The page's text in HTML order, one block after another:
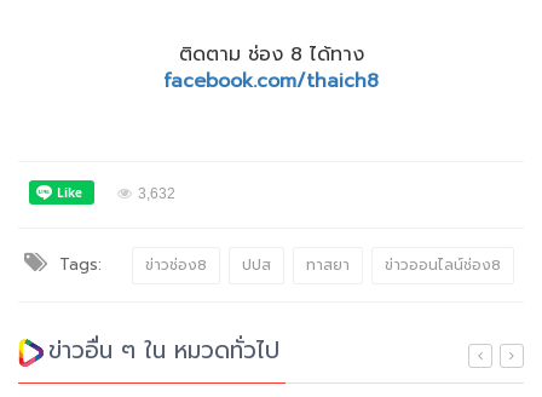
ติดตาม ช่อง 8 ได้ทาง
facebook.com/thaich8
3,632
Tags: ข่าวช่อง8 ปปส ทาสยา ข่าวออนไลน์ช่อง8
ข่าวอื่น ๆ ใน หมวดทั่วไป